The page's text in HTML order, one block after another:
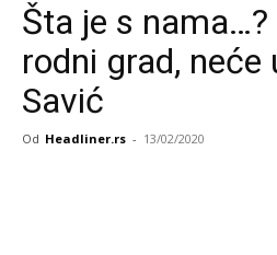
Šta je s nama…?
rodni grad, neće
Savić
Od Headliner.rs - 13/02/2020